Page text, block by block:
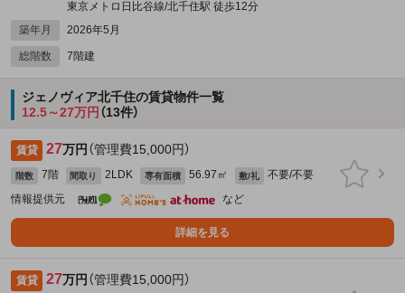
東京メトロ日比谷線/北千住駅 徒歩12分
築年月
2026年5月
総階数 7階建
ジェノヴィア北千住の賃貸物件一覧
12.5～27万円 （13件）
賃貸 27万円 （管理費15,000円）
階数 7階 間取り 2LDK 専有面積 56.97㎡ 敷/礼
不要/不要
情報提供元
など
詳細を見る
賃貸 27万円 （管理費15,000円）